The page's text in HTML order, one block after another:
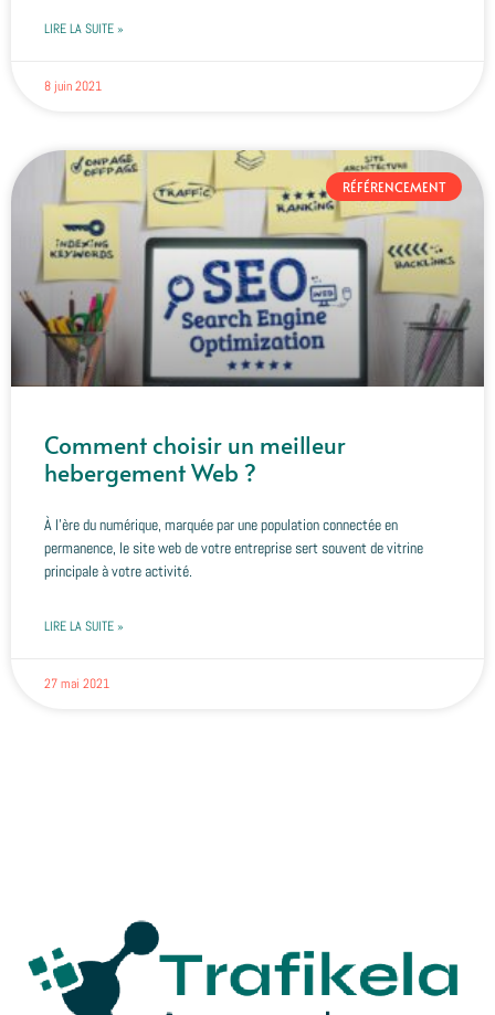
LIRE LA SUITE »
8 juin 2021
RÉFÉRENCEMENT
Comment choisir un meilleur
hebergement Web ?
À l’ère du numérique, marquée par une population connectée en
permanence, le site web de votre entreprise sert souvent de vitrine
principale à votre activité.
LIRE LA SUITE »
27 mai 2021